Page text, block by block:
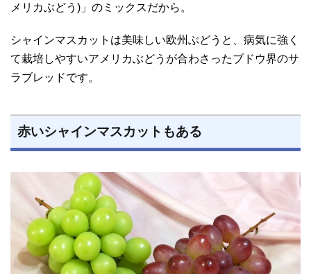
メリカぶどう)」のミックスだから。
シャインマスカットは美味しい欧州ぶどうと、病気に強く
て栽培しやすいアメリカぶどうが合わさったブドウ界のサ
ラブレッドです。
赤いシャインマスカットもある